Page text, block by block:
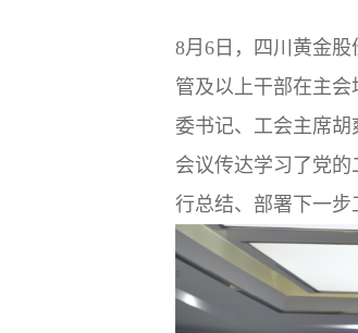
8月6日，四川黄金
管及以上干部在主
委书记、工会主席胡
会议传达学习了党
行总结、部署下一步